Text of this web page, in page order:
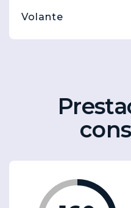
Volante